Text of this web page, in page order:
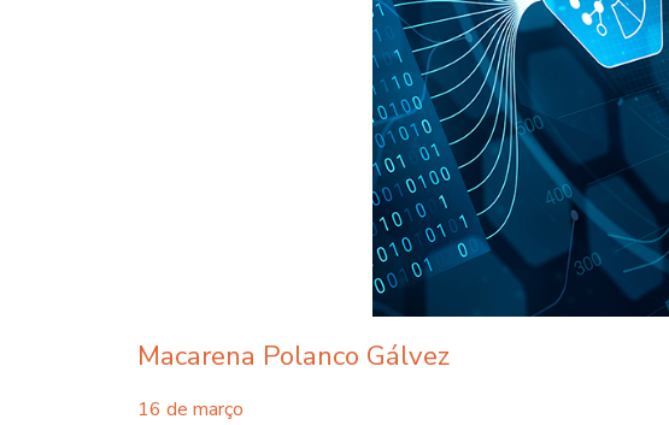
Macarena Polanco Gálvez
16 de março